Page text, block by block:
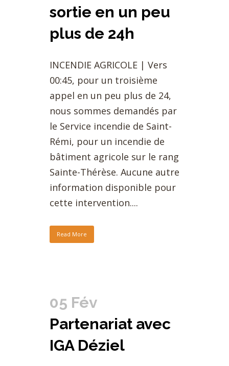
sortie en un peu
plus de 24h
INCENDIE AGRICOLE | Vers
00:45, pour un troisième
appel en un peu plus de 24,
nous sommes demandés par
le Service incendie de Saint-
Rémi, pour un incendie de
bâtiment agricole sur le rang
Sainte-Thérèse. Aucune autre
information disponible pour
cette intervention....
Read More
05 Fév
Partenariat avec
IGA Déziel